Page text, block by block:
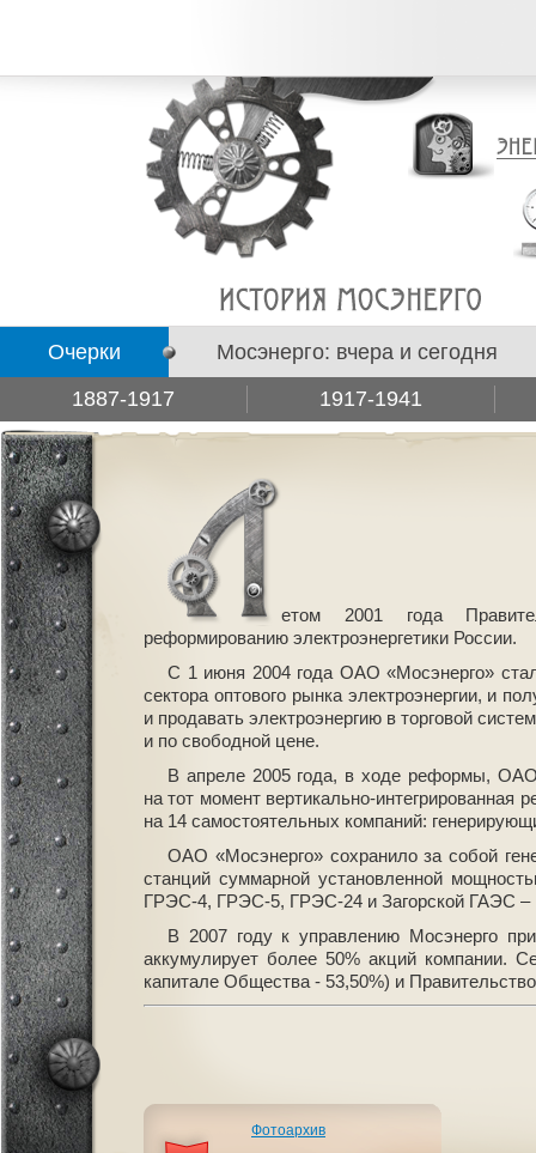
Очерки
1887-1917
1917-1941
Мосэнерго: вчера и сегодня
Подборки
етом 2001 года
реформированию электроэнергетики России.
С 1 июня 2004 года ОАО «Мосэнерго»
сектора оптового рынка электроэнергии, и
и продавать электроэнергию в торговой
и по свободной цене.
В апреле 2005 года, в ходе реформы,
на тот момент вертикально-интегрированная
на 14 самостоятельных компаний:
ОАО «Мосэнерго» сохранило за собой
станций суммарной установленной
ГРЭС-4, ГРЭС-5, ГРЭС-24 и Загорской ГАЭС –
В 2007 году к управлению Мосэнерго
аккумулирует более 50% акций компании.
капитале Общества - 53,50%) и
Фотоархив